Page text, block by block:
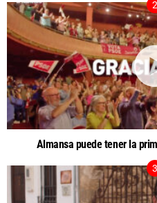
Almansa puede tener la